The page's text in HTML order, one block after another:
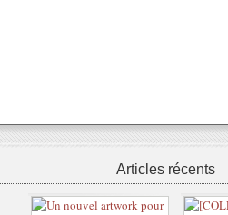
Articles récents